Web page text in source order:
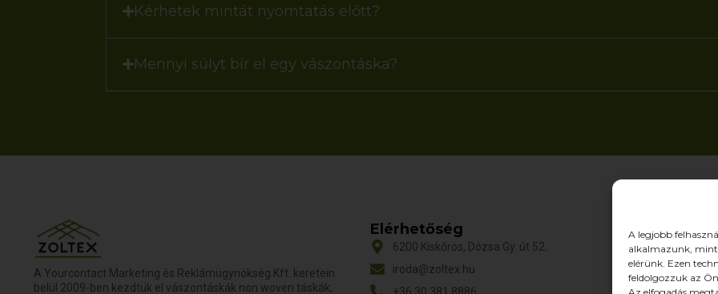
A legjobb
alkalmazunk, mint
elérünk. Ezen
feldolgozzuk az
Kérhetek mintát nyomtatás előtt?
Mennyi súlyt bír el egy vászontáska?
A Yourcontact Marketing és Reklámügynökség Kft. keretein
belül 2009-ben kezdtük el vászontáskák non woven táskák,
Elérhetőség
6200 Kiskőrös, Dózsa Gy. út 52.
iroda@zoltex.hu
+36 30 381 8886